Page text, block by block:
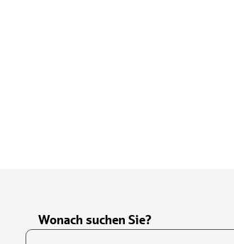
Wonach suchen Sie?
Suchfeld